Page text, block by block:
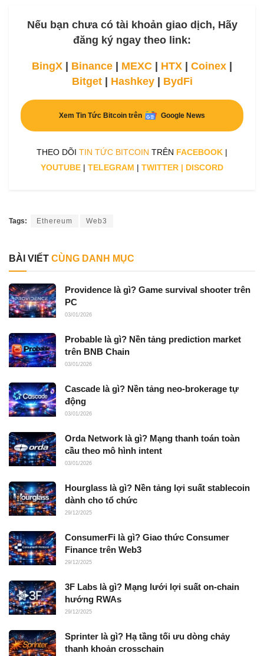
Nếu bạn chưa có tài khoản giao dịch, Hãy
đăng ký ngay theo link:
BingX Binance MEXC HTX Coinex
Bitget| Hashkey| BydFi
Xem Tin Tức Bitcoin trên Google News
THEO DÕI TIN TỨC BITCOIN TRÊN FACEBOOK |
YOUTUBE | TELEGRAM | TWITTER | DISCORD
Tags: Ethereum Web3
BÀI VIẾT CÙNG DANH MỤC
Providence là gì? Game survival shooter trên
PC
03/01/2026
Probable là gì? Nền tảng prediction market
trên BNB Chain
03/01/2026
Cascade là gì? Nền tảng neo-brokerage tự
động
03/01/2026
Orda Network là gì? Mạng thanh toán toàn
cầu theo mô hình intent
03/01/2026
Hourglass là gì? Nền tảng lợi suất stablecoin
dành cho tổ chức
29/12/2025
ConsumerFi là gì? Giao thức Consumer
Finance trên Web3
29/12/2025
3F Labs là gì? Mạng lưới lợi suất on-chain
hướng RWAs
29/12/2025
Sprinter là gì? Hạ tầng tối ưu dòng chảy
thanh khoản crosschain